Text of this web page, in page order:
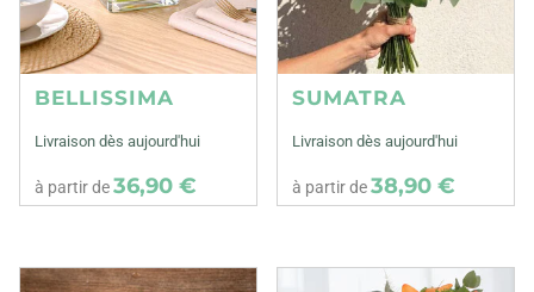
BELLISSIMA
Livraison dès aujourd'hui
à partir de36,90 €
SUMATRA
Livraison dès aujourd'hui
à partir de38,90 €